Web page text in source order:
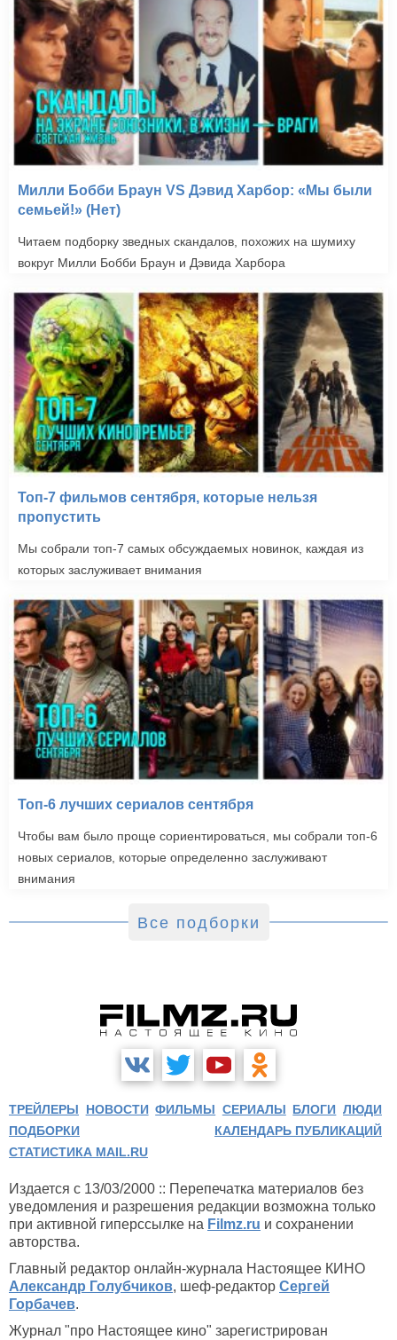
Милли Бобби Браун VS Дэвид Харбор: «Мы были
семьей!» (Нет)
Читаем подборку зведных скандалов, похожих на шумиху
вокруг Милли Бобби Браун и Дэвида Харбора
Топ-7 фильмов сентября, которые нельзя
пропустить
Мы собрали топ-7 самых обсуждаемых новинок, каждая из
которых заслуживает внимания
Топ-6 лучших сериалов сентября
Чтобы вам было проще сориентироваться, мы собрали топ-6
новых сериалов, которые определенно заслуживают
внимания
Все подборки
ТРЕЙЛЕРЫ НОВОСТИ ФИЛЬМЫ СЕРИАЛЫ БЛОГИ ЛЮДИ
ПОДБОРКИ
КАЛЕНДАРЬ ПУБЛИКАЦИЙ
СТАТИСТИКА MAIL.RU
Издается с 13/03/2000 :: Перепечатка материалов без
уведомления и разрешения редакции возможна только
при активной гиперссылке на Filmz.ru и сохранении
авторства.
Главный редактор онлайн-журнала Настоящее КИНО
Александр Голубчиков, шеф-редактор Сергей
Горбачев.
Журнал "про Настоящее кино" зарегистрирован